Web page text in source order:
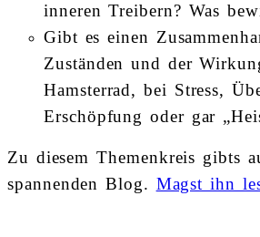
inneren Treibern? Was
Gibt es einen
Zuständen und der
Hamsterrad, bei Stress,
Erschöpfung oder gar
Zu diesem Themenkreis gibts
spannenden Blog. Magst ihn